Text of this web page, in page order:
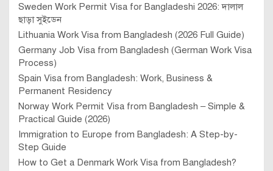
Sweden Work Permit Visa for Bangladeshi 2026: দালাল
ছাড়া সুইডেন
Lithuania Work Visa from Bangladesh (2026 Full Guide)
Germany Job Visa from Bangladesh (German Work Visa
Process)
Spain Visa from Bangladesh: Work, Business &
Permanent Residency
Norway Work Permit Visa from Bangladesh – Simple &
Practical Guide (2026)
Immigration to Europe from Bangladesh: A Step-by-
Step Guide
How to Get a Denmark Work Visa from Bangladesh?